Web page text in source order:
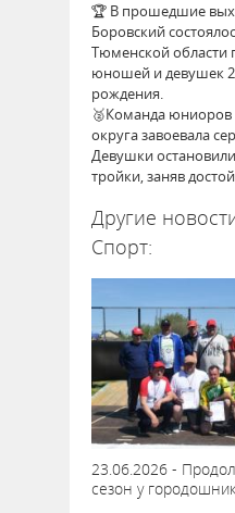
🏆 В прошедшие
Боровский
Тюменской области
юношей и девушек
рождения.
🥈Команда
округа завоевала
Девушки
тройки, заняв
Другие
Спорт:
23.06.2026 -
сезон у